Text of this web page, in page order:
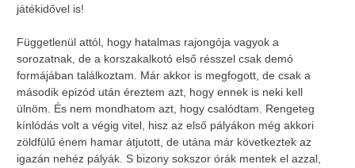
játékidővel is!
Függetlenül attól, hogy hatalmas rajongója vagyok a
sorozatnak, de a korszakalkotó első résszel csak demó
formájában találkoztam. Már akkor is megfogott, de csak a
második epizód után éreztem azt, hogy ennek is neki kell
ülnöm. És nem mondhatom azt, hogy csalódtam. Rengeteg
kínlódás volt a végig vitel, hisz az első pályákon még akkori
zöldfülű énem hamar átjutott, de utána már következtek az
igazán nehéz pályák. S bizony sokszor órák mentek el azzal,